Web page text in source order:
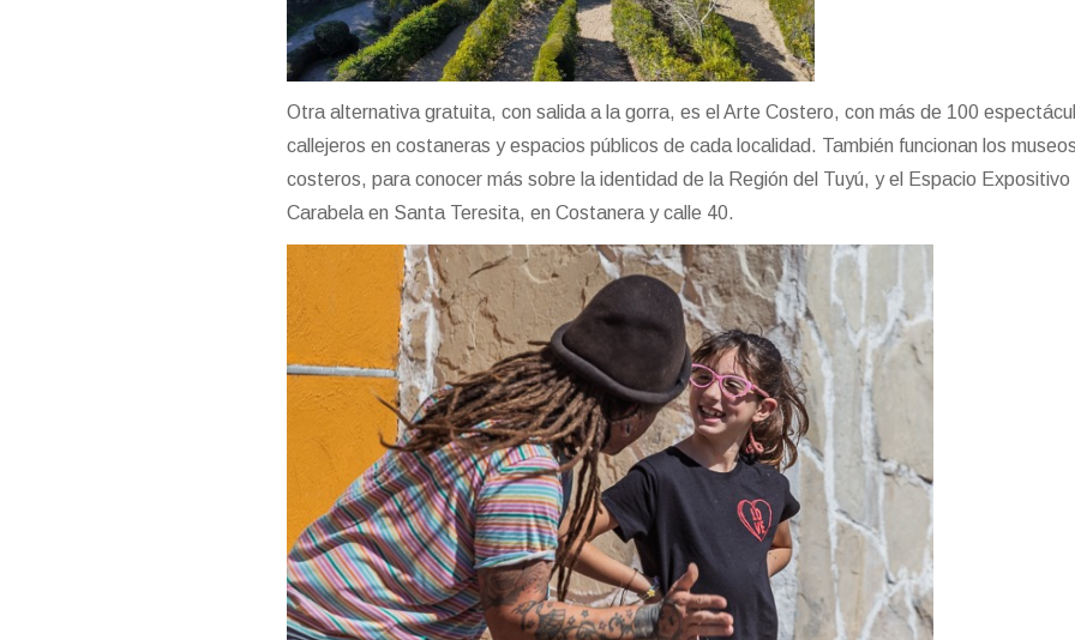
Otra alternativa gratuita, con salida a la gorra, es el Arte Costero, con más de 100
callejeros en costaneras y espacios públicos de cada localidad. También funcionan los museos
costeros, para conocer más sobre la identidad de la Región del Tuyú, y el Espacio Expositivo
Carabela en Santa Teresita, en Costanera y calle 40.